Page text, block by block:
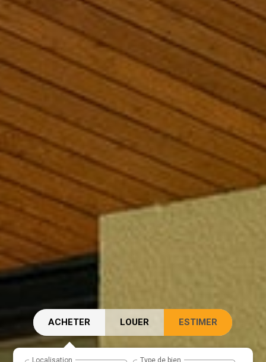
ACHETER LOUER ESTIMER
Localisation Type de bien